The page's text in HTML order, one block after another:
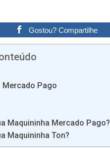
Gostou? Compartilhe
Mercado Pago
Maquininha Mercado Pago?
Maquininha Ton?